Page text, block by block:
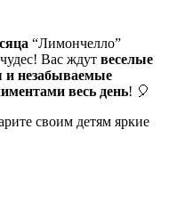
“Лимончелло”
Вас ждут веселые
и незабываемые
весь день! 🎈
своим детям яркие